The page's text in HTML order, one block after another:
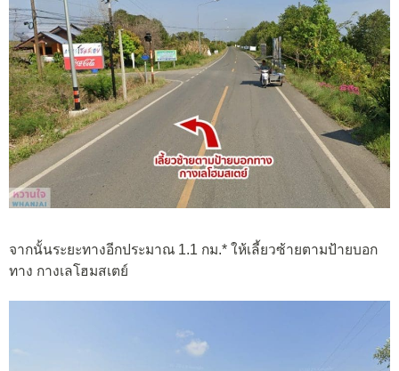
จากนั้นระยะทางอีกประมาณ 1.1 กม.* ให้เลี้ยวซ้ายตามป้ายบอก
ทาง กางเลโฮมสเตย์